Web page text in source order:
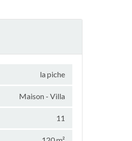
la piche
Maison - Villa
11